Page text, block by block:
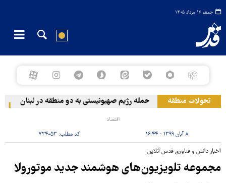
جمعه ۱۶ مرداد ۱۴۰۵
تحولات منطقه حمله رژیم صهیونیستی به دو منطقه در لبنان
اقتصاد
۸ آبان ۱۳۹۹ - ۱۶:۴۴ کد مطلب:۷۲۴۰۵۳
اخبار دانش و فناوری قدس آنلاین
مجموعه تلویزیون‌های هوشمند جدید موتورولا